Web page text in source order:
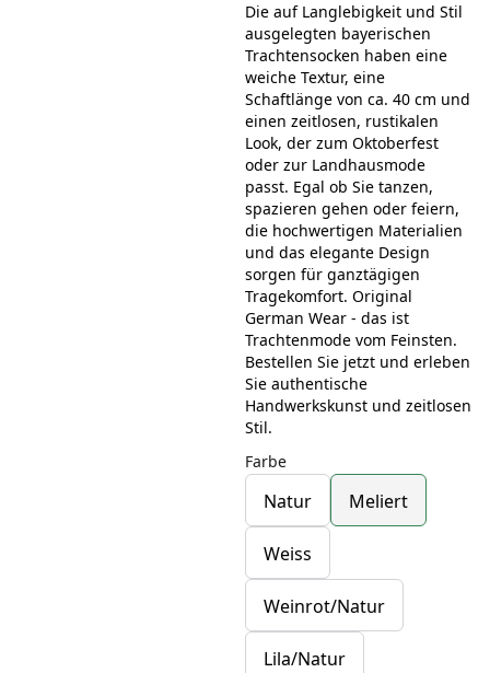
Die auf Langlebigkeit und Stil
ausgelegten bayerischen
Trachtensocken haben eine
weiche Textur, eine
Schaftlänge von ca. 40 cm und
einen zeitlosen, rustikalen
Look, der zum Oktoberfest
oder zur Landhausmode
passt. Egal ob Sie tanzen,
spazieren gehen oder feiern,
die hochwertigen Materialien
und das elegante Design
sorgen für ganztägigen
Tragekomfort. Original
German Wear - das ist
Trachtenmode vom Feinsten.
Bestellen Sie jetzt und erleben
Sie authentische
Handwerkskunst und zeitlosen
Stil.
Farbe
Natur Meliert
Weiss
Weinrot/Natur
Lila/Natur